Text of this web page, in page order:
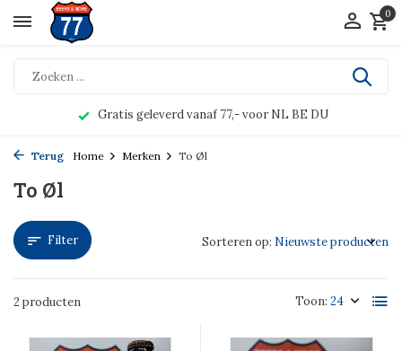
0
Gratis geleverd vanaf 77,- voor NL BE DU
Terug Home Merken To Øl
To Øl
Filter
2 producten Toon:
Sorteren op: